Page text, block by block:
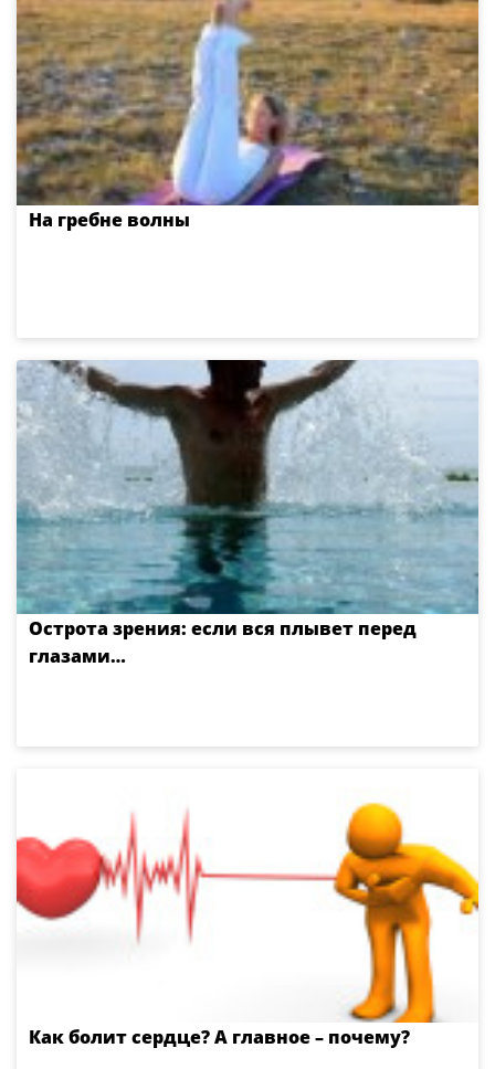
На гребне волны
Острота зрения: если вся плывет перед
глазами…
Как болит сердце? А главное – почему?